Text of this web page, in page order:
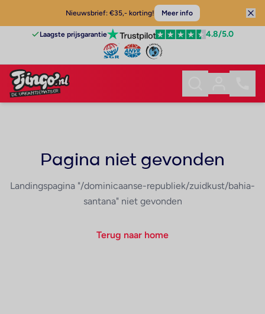
Nieuwsbrief: €35,- korting! Meer info
Laagste prijsgarantie 4.8/5.0
Pagina niet gevonden
Landingspagina "/dominicaanse-republiek/zuidkust/bahia-
santana" niet gevonden
Terug naar home